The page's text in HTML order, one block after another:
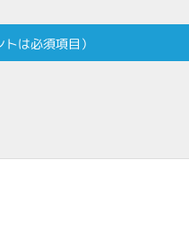
トは必須項目）